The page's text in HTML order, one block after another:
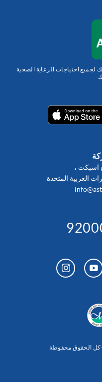
احتياجات الرعاية الصحية
العربية المتحدة